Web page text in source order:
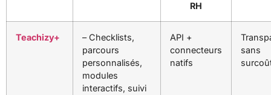
RH
Teachizy+
– Checklists,
parcours
personnalisés,
modules
interactifs, suivi
API +
connecteurs
natifs
sans